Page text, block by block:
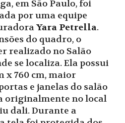
em São Paulo, foi
por uma equipe
Yara Petrella.
do quadro, o
realizado no Salão
se localiza. Ela possui
x 760 cm, maior
e janelas do salão
originalmente no local
dali. Durante a